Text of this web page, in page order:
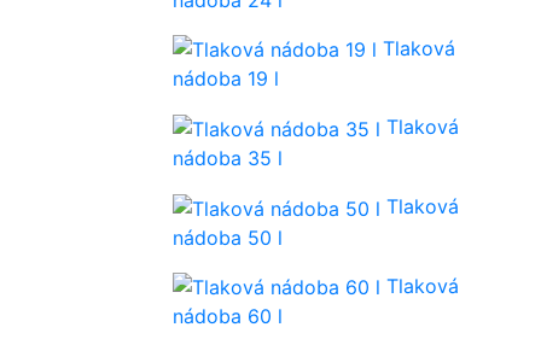
Tlaková
nádoba 19 l
Tlaková
nádoba 35 l
Tlaková
nádoba 50 l
Tlaková
nádoba 60 l